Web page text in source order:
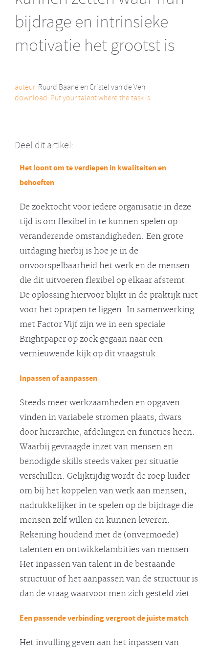
bijdrage en intrinsieke
motivatie het grootst is
auteur:Ruurd Baane en Cristel van de Ven
download:Put your talent where the task is
Deel dit artikel:
Het loont om te verdiepen in kwaliteiten en
behoeften
De zoektocht voor iedere organisatie in deze
tijd is om flexibel in te kunnen spelen op
veranderende omstandigheden. Een grote
uitdaging hierbij is hoe je in de
onvoorspelbaarheid het werk en de mensen
die dit uitvoeren flexibel op elkaar afstemt.
De oplossing hiervoor blijkt in de praktijk niet
voor het oprapen te liggen. In samenwerking
met Factor Vijf zijn we in een speciale
Brightpaper op zoek gegaan naar een
vernieuwende kijk op dit vraagstuk.
Inpassen of aanpassen
Steeds meer werkzaamheden en opgaven
vinden in variabele stromen plaats, dwars
door hiërarchie, afdelingen en functies heen.
Waarbij gevraagde inzet van mensen en
benodigde skills steeds vaker per situatie
verschillen. Gelijktijdig wordt de roep luider
om bij het koppelen van werk aan mensen,
nadrukkelijker in te spelen op de bijdrage die
mensen zelf willen en kunnen leveren.
Rekening houdend met de (onvermoede)
talenten en ontwikkelambities van mensen.
Het inpassen van talent in de bestaande
structuur of het aanpassen van de structuur is
dan de vraag waarvoor men zich gesteld ziet.
Een passende verbinding vergroot de juiste match
Het invulling geven aan het inpassen van